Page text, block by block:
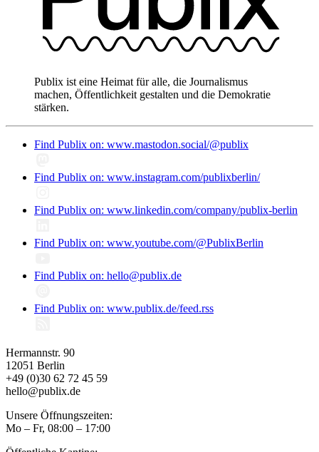
Publix ist eine Heimat für alle, die Journalismus
machen, Öffentlichkeit gestalten und die Demokratie
stärken.
Find Publix on: www.mastodon.social/@publix
Find Publix on: www.instagram.com/publixberlin/
Find Publix on: www.linkedin.com/company/publix-berlin
Find Publix on: www.youtube.com/@PublixBerlin
Find Publix on: hello@publix.de
Find Publix on: www.publix.de/feed.rss
Hermannstr. 90
12051 Berlin
+49 (0)30 62 72 45 59
hello@publix.de
Unsere Öffnungszeiten:
Mo – Fr, 08:00 – 17:00